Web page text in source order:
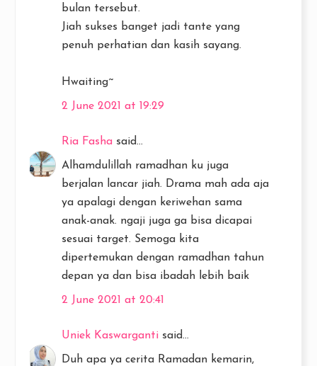
bulan tersebut.
Jiah sukses banget jadi tante yang
penuh perhatian dan kasih sayang.
Hwaiting~
2 June 2021 at 19:29
Ria Fasha said...
Alhamdulillah ramadhan ku juga
berjalan lancar jiah. Drama mah ada aja
ya apalagi dengan keriwehan sama
anak-anak. ngaji juga ga bisa dicapai
sesuai target. Semoga kita
dipertemukan dengan ramadhan tahun
depan ya dan bisa ibadah lebih baik
2 June 2021 at 20:41
Uniek Kaswarganti said...
Duh apa ya cerita Ramadan kemarin,